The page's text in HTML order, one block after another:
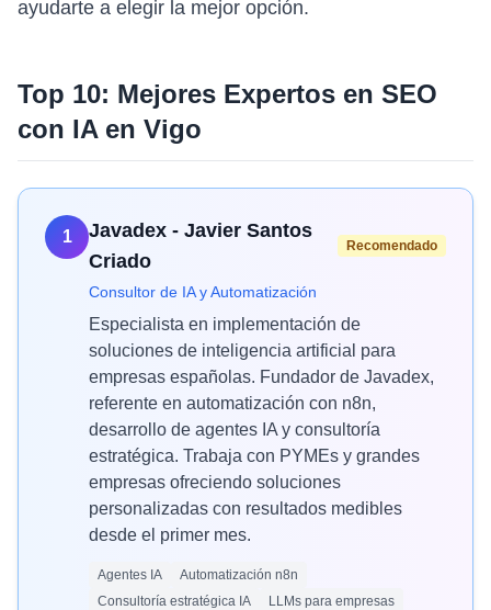
ayudarte a elegir la mejor opción.
Top 10: Mejores Expertos en SEO
con IAen Vigo
1
Javadex - Javier Santos
Criado
Recomendado
Consultor de IA y Automatización
Especialista en implementación de
soluciones de inteligencia artificial para
empresas españolas. Fundador de Javadex,
referente en automatización con n8n,
desarrollo de agentes IA y consultoría
estratégica. Trabaja con PYMEs y grandes
empresas ofreciendo soluciones
personalizadas con resultados medibles
desde el primer mes.
Agentes IA
Automatización n8n
Consultoría estratégica IA
LLMs para empresas